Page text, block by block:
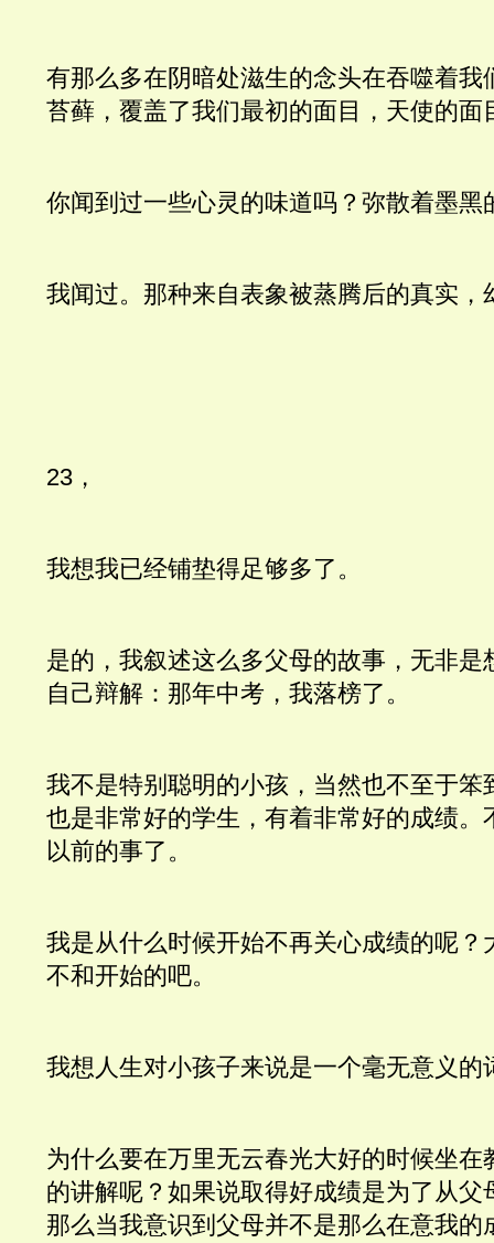
有那么多在阴暗处滋生的念头在吞噬着我
苔藓，覆盖了我们最初的面目，天使的面
你闻到过一些心灵的味道吗？弥散着墨黑
我闻过。那种来自表象被蒸腾后的真实，
23，
我想我已经铺垫得足够多了。
是的，我叙述这么多父母的故事，无非是
自己辩解：那年中考，我落榜了。
我不是特别聪明的小孩，当然也不至于笨
也是非常好的学生，有着非常好的成绩。
以前的事了。
我是从什么时候开始不再关心成绩的呢？
不和开始的吧。
我想人生对小孩子来说是一个毫无意义的
为什么要在万里无云春光大好的时候坐在
的讲解呢？如果说取得好成绩是为了从父
那么当我意识到父母并不是那么在意我的